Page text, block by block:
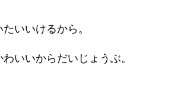
いいけるから。
いいからだいじょうぶ。